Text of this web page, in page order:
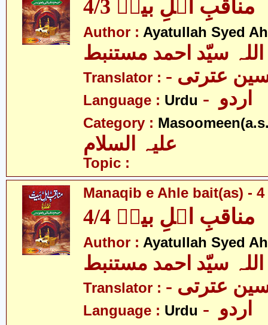
مناقبِ اہلِ بیتؑ 4/3
Author : Ayatullah Syed
سیّد احمد مستنبط
Translator : عترتی
Language : Urdu
Category :
Topic :
Manaqib e Ahle bait(as) -
مناقبِ اہلِ بیتؑ 4/4
Author : Ayatullah Syed
سیّد احمد مستنبط
Translator : عترتی
Language : Urdu